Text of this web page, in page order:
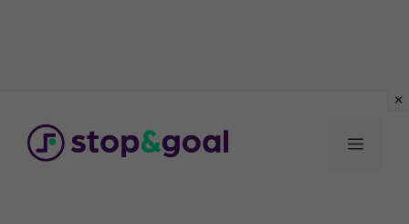
contenuto
Menu